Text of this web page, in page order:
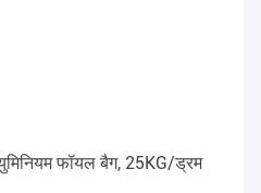
फॉयल बैग, 25KG/ड्रम